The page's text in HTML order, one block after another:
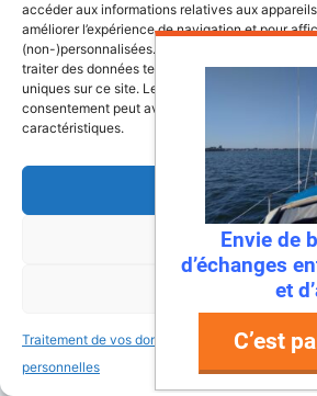
accéder aux informations relatives aux
améliorer l’expérience de navigation et pour
(non-)personnalisées. Consentir à ces
traiter des données telles que le comportement
uniques sur ce site. Le fait de ne pas consentir
consentement peut avoir un effet négatif sur
caractéristiques.
Accepter
Refuser
Voir les
Traitement de vos données
personnelles
Traitement
Découvrez le site d’actualité
littoral, Côtes&Mers
Annuaire des professionnels
de la plaisance
Découvrez nos dossiers
Lexique de la mer et des
L’almanach du plaisancier
Envie de
d’échanges
et
C’est